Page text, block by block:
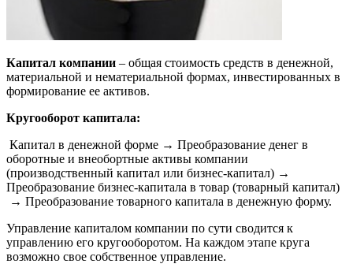
Капитал компании – общая стоимость средств в денежной,
материальной и нематериальной формах, инвестированных в
формирование ее активов.
Кругооборот капитала:
Капитал в денежной форме → Преобразование денег в
оборотные и внеобортные активы компании
(производственный капитал или бизнес-капитал) →
Преобразование бизнес-капитала в товар (товарный капитал)
→ Преобразование товарного капитала в денежную форму.
Управление капиталом компании по сути сводится к
управлению его кругооборотом. На каждом этапе круга
возможно свое собственное управление.